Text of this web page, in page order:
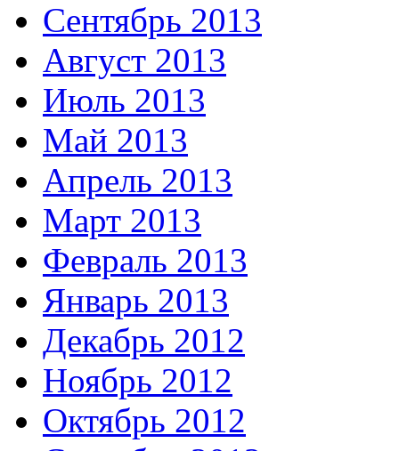
Сентябрь 2013
Август 2013
Июль 2013
Май 2013
Апрель 2013
Март 2013
Февраль 2013
Январь 2013
Декабрь 2012
Ноябрь 2012
Октябрь 2012